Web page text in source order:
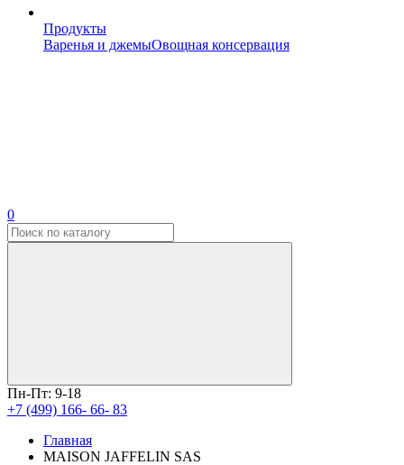
Продукты
Варенья и джемыОвощная консервация
0
Пн-Пт: 9-18
+7 (499) 166- 66- 83
Главная
MAISON JAFFELIN SAS